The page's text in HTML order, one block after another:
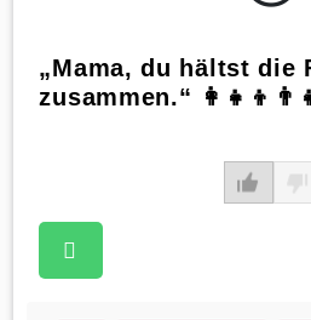
„Mama, du hältst die
zusammen.“